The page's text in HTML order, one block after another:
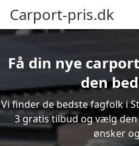
Carport-pris.dk
Få din nye
den
Vi finder de bedste fagfolk i
3 gratis tilbud og vælg
ønsker